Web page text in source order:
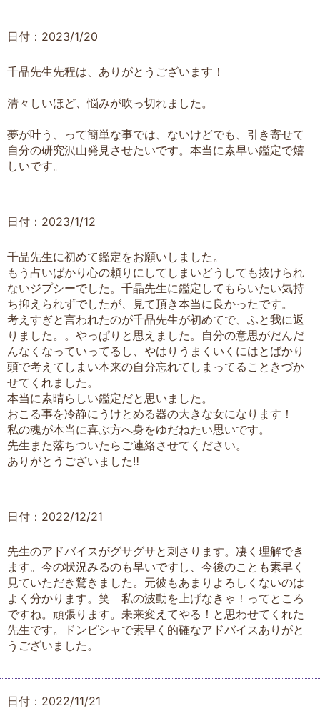
日付：2023/1/20
千晶先生先程は、ありがとうございます！
清々しいほど、悩みが吹っ切れました。
夢が叶う、って簡単な事では、ないけどでも、引き寄せて
自分の研究沢山発見させたいです。本当に素早い鑑定で嬉
しいです。
日付：2023/1/12
千晶先生に初めて鑑定をお願いしました。
もう占いばかり心の頼りにしてしまいどうしても抜けられ
ないジプシーでした。千晶先生に鑑定してもらいたい気持
ち抑えられずでしたが、見て頂き本当に良かったです。
考えすぎと言われたのが千晶先生が初めてで、ふと我に返
りました。。やっぱりと思えました。自分の意思がだんだ
んなくなっていってるし、やはりうまくいくにはとばかり
頭で考えてしまい本来の自分忘れてしまってることきづか
せてくれました。
本当に素晴らしい鑑定だと思いました。
おこる事を冷静にうけとめる器の大きな女になります！
私の魂が本当に喜ぶ方へ身をゆだねたい思いです。
先生また落ちついたらご連絡させてください。
ありがとうございました‼︎
日付：2022/12/21
先生のアドバイスがグサグサと刺さります。凄く理解でき
ます。今の状況みるのも早いですし、今後のことも素早く
見ていただき驚きました。元彼もあまりよろしくないのは
よく分かります。笑 私の波動を上げなきゃ！ってところ
ですね。頑張ります。未来変えてやる！と思わせてくれた
先生です。ドンピシャで素早く的確なアドバイスありがと
うございました。
日付：2022/11/21